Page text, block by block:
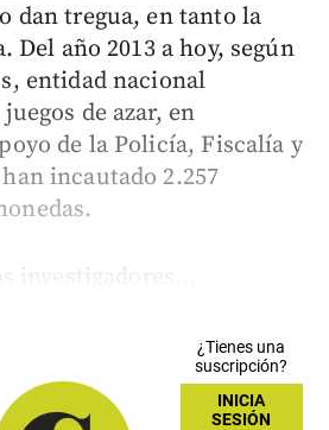
dan tregua, en tanto la
Del año 2013 a hoy, según
entidad nacional
de azar, en
de la Policía, Fiscalía y
incautado 2.257
investigadores...
¿Tienes una
suscripción?
INICIA
SESIÓN